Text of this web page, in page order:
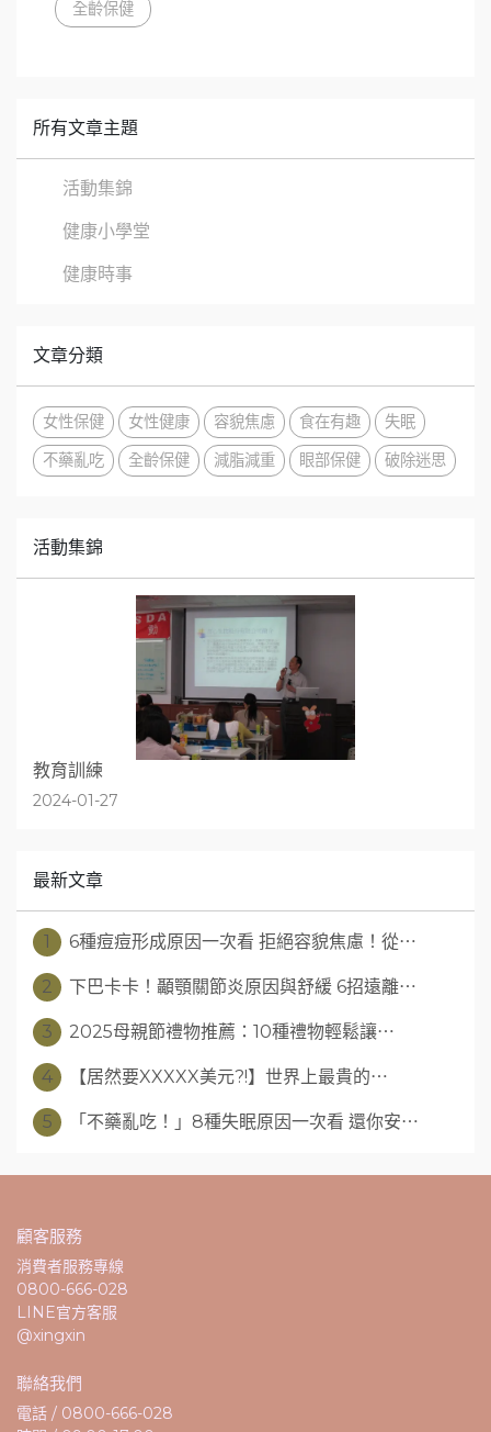
全齡保健
所有文章主題
活動集錦
健康小學堂
健康時事
文章分類
女性保健 女性健康 容貌焦慮 食在有趣
失眠
不藥亂吃
全齡保健 減脂減重 眼部保健 破除迷思
活動集錦
教育訓練
2024-01-27
最新文章
1 6種痘痘形成原因一次看 拒絕容貌焦慮！從⋯
2 下巴卡卡！顳顎關節炎原因與舒緩 6招遠離⋯
3 2025母親節禮物推薦：10種禮物輕鬆讓⋯
4 【居然要XXXXX美元?!】世界上最貴的⋯
5 「不藥亂吃！」8種失眠原因一次看 還你安⋯
顧客服務
消費者服務專線
0800-666-028
LINE官方客服
@xingxin
聯絡我們
電話 / 0800-666-028